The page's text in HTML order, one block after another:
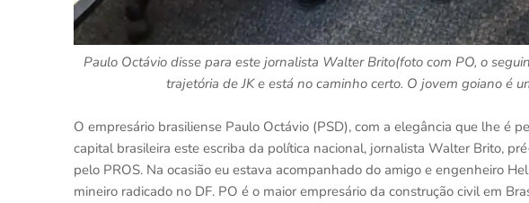
Paulo Octávio disse para este jornalista Walter Brito(foto com PO, o
trajetória de JK e está no caminho certo. O jovem goiano é
O empresário brasiliense Paulo Octávio (PSD), com a elegância que lhe é
capital brasileira este escriba da política nacional, jornalista Walter Brito,
pelo PROS. Na ocasião eu estava acompanhado do amigo e engenheiro
mineiro radicado no DF. PO é o maior empresário da construção civil em